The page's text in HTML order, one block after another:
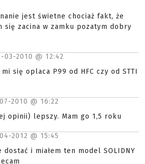
jest świetne chociaż fakt, że
się zacina w zamku pozatym dobry
03-2010 @ 12:42
się oplaca P99 od HFC czy od STTI
2010 @ 16:22
opinii) lepszy. Mam go 1,5 roku
2012 @ 15:45
dostać i miałem ten model SOLIDNY